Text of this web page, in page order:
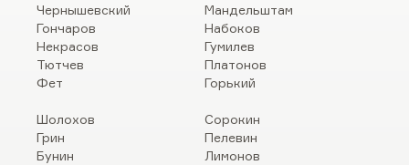
Чернышевский
Гончаров
Некрасов
Тютчев
Фет
Мандельштам
Набоков
Гумилев
Платонов
Горький
Шолохов
Грин
Бунин
Сорокин
Пелевин
Лимонов